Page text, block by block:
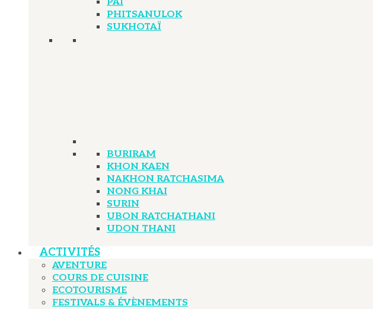
PHITSANULOK
SUKHOTAÏ
BURIRAM
KHON KAEN
NAKHON RATCHASIMA
NONG KHAI
SURIN
UBON RATCHATHANI
UDON THANI
ACTIVITÉS
AVENTURE
COURS DE CUISINE
ECOTOURISME
FESTIVALS & ÉVÈNEMENTS